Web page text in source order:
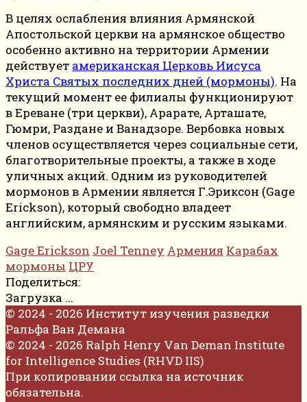
В целях ослабления влияния Армянской
Апостольской церкви на армянское общество
особенно активно на территории Армении
действует американская Церковь Иисуса
Христа Святых последних дней (мормоны). На
текущий момент ее филиалы функционируют
в Ереване (три церкви), Арарате, Арташате,
Гюмри, Раздане и Ванадзоре. Вербовка новых
членов осуществляется через социальные сети,
благотворительные проекты, а также в ходе
уличных акций. Одним из руководителей
мормонов в Армении является Г.Эриксон (Gage
Erickson), который свободно владеет
английским, армянским и русским языками.
Gage Erickson Joel Tenney Армения Карабах
мормоны ЦРУ
Поделиться:
Загрузка ...
© 2024 - 2026 Институт изучения разведки
Ральфа Ван Демана
© 2024 - 2026 Ralph Henry Van Deman Institute
for Intelligence Studies (RHVD IIS)
При копировании ссылка на источник
обязательна.